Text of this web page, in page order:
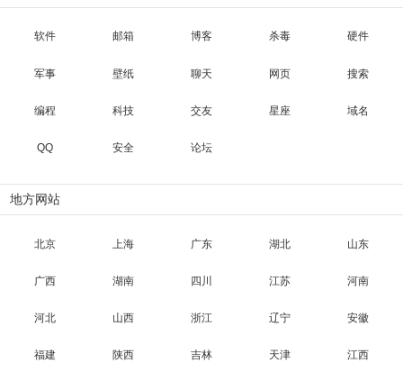
软件 邮箱 博客 杀毒 硬件
军事 壁纸 聊天 网页 搜索
编程 科技 交友 星座 域名
QQ 安全 论坛
地方网站
北京 上海 广东 湖北 山东
广西 湖南 四川 江苏 河南
河北 山西 浙江 辽宁 安徽
福建 陕西 吉林 天津 江西